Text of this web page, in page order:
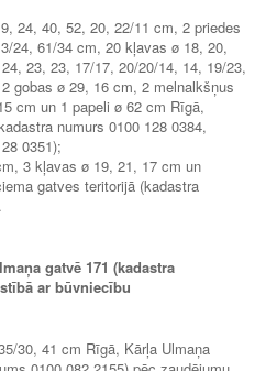
24, 40, 52, 20, 22/11 cm, 2 priedes
24, 61/34 cm, 20 kļavas ø 18, 20,
23, 23, 17/17, 20/20/14, 14, 19/23,
gobas ø 29, 16 cm, 2 melnalkšņus
cm un 1 papeli ø 62 cm Rīgā,
numurs 0100 128 0384,
0351);
3 kļavas ø 19, 21, 17 cm un
gatves teritorijā (kadastra
gatvē 171 (kadastra
ar būvniecību
30, 41 cm Rīgā, Kārļa Ulmaņa